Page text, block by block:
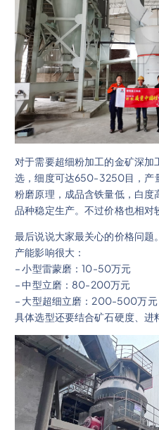
对于需要超细粉加工的金矿深加
选，细度可达650-3250目，产
粉磨原理，成品含铁量低，白
品种稳定生产。不过价格也相
最后说说大家最关心的价格问题
产能影响很大：
– 小型雷蒙磨：10-50万元
– 中型立磨：80-200万元
– 大型超细立磨：200-500万元
具体选型还要结合矿石硬度、进